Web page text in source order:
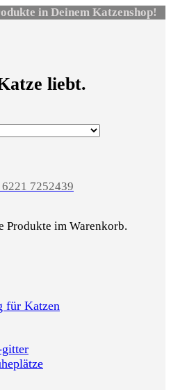
in Deinem Katzenshop!
liebt.
7252439
Produkte im Warenkorb.
für Katzen
gitter